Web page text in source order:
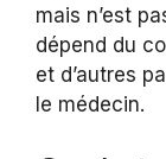
mais n’est
dépend du
et d’autres
le médecin.